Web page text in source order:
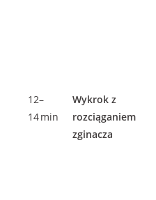
12–
14 min
Wykrok z
rozciąganiem
zginacza